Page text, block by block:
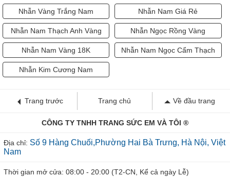
Nhẫn Vàng Trắng Nam Nhẫn Nam Giá Rẻ
Nhẫn Nam Thạch Anh Vàng Nhẫn Ngọc Rồng Vàng
Nhẫn Nam Vàng 18K Nhẫn Nam Ngọc Cẩm Thạch
Nhẫn Kim Cương Nam
Trang trước Trang chủ Về đầu trang
CÔNG TY TNHH TRANG SỨC EM VÀ TÔI ®
Địa chỉ: Số 9 Hàng Chuối,Phường Hai Bà Trưng, Hà Nội, Việt
Nam
Thời gian mở cửa: 08:00 - 20:00 (T2-CN, Kể cả ngày Lễ)